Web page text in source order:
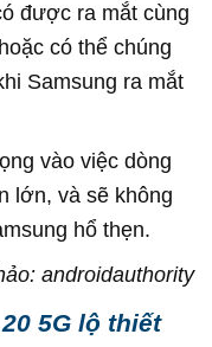
được ra mắt cùng
có thể chúng
Samsung ra mắt
vào việc dòng
lớn, và sẽ không
hổ thẹn.
androidauthority
5G lộ thiết